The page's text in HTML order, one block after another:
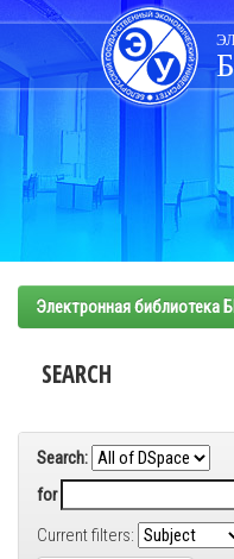
Skip
navigation
Электронная библиотека
SEARCH
Search:
for
Current filters: